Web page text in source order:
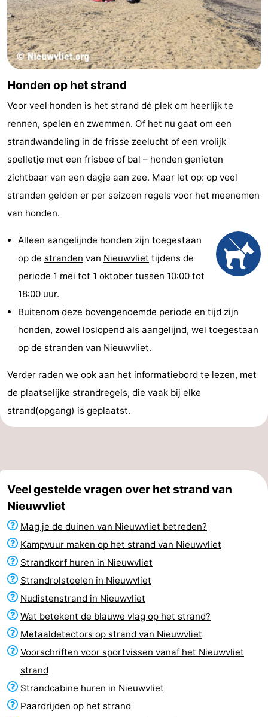
Honden op het strand
Voor veel honden is het strand dé plek om heerlijk te
rennen, spelen en zwemmen. Of het nu gaat om een
strandwandeling in de frisse zeelucht of een vrolijk
spelletje met een frisbee of bal – honden genieten
zichtbaar van een dagje aan zee. Maar let op: op veel
stranden gelden er per seizoen regels voor het meenemen
van honden.
Alleen aangelijnde honden zijn toegestaan
op de stranden van Nieuwvliet tijdens de
periode 1 mei tot 1 oktober tussen 10:00 tot
18:00 uur.
Buitenom deze bovengenoemde periode en tijd zijn
honden, zowel loslopend als aangelijnd, wel toegestaan
op de stranden van Nieuwvliet.
Verder raden we ook aan het informatiebord te lezen, met
de plaatselijke strandregels, die vaak bij elke
strand(opgang) is geplaatst.
Veel gestelde vragen over het strand van
Nieuwvliet
Mag je de duinen van Nieuwvliet betreden?
Kampvuur maken op het strand van Nieuwvliet
Strandkorf huren in Nieuwvliet
Strandrolstoelen in Nieuwvliet
Nudistenstrand in Nieuwvliet
Wat betekent de blauwe vlag op het strand?
Metaaldetectors op strand van Nieuwvliet
Voorschriften voor sportvissen vanaf het Nieuwvliet
strand
Strandcabine huren in Nieuwvliet
Paardrijden op het strand